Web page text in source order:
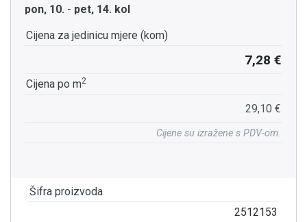
Šifra proizvoda
2512153
pon, 10. - pet, 14. kol
Cijena za jedinicu mjere (kom)
7,28 €
Cijena po m2
29,10 €
Cijene su izražene s PDV-om.